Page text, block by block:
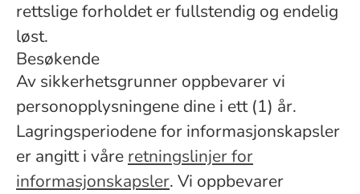
rettslige forholdet er fullstendig og endelig
løst.
Besøkende
Av sikkerhetsgrunner oppbevarer vi
personopplysningene dine i ett (1) år.
Lagringsperiodene for informasjonskapsler
er angitt i våre retningslinjer for
informasjonskapsler. Vi oppbevarer